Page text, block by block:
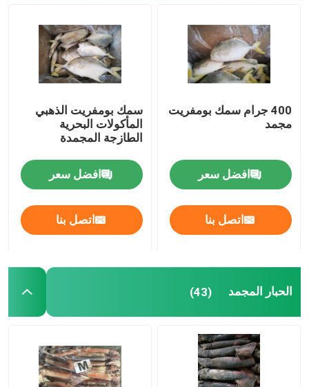
المجمدة جزر المحيط الهادئ
تونة سكيبجاك مجمدة
أسماك بونيتو ​​مجمدة
المجمدة مارلين
400 جرام سمك بومفريت
مجمد
افضل سعر
اتصل بنا
سمك بومفريت الذهبي
المأكولات البحرية
الطازجة المجمدة
افضل سعر
اتصل بنا
الحبار المجمد (43)